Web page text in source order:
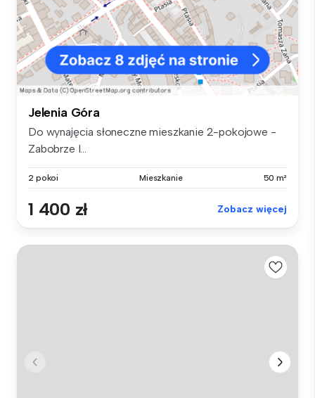
Jelenia Góra
Do wynajęcia słoneczne mieszkanie 2-pokojowe -
Zabobrze I...
2 pokoi Mieszkanie 50 m²
1 400 zł Zobacz więcej